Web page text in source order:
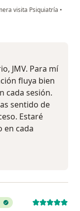
visita Psiquiatría •
JMV. Para mí
fluya bien
cada sesión.
sentido de
Estaré
en cada